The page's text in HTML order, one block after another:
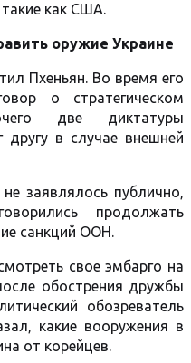
такие как США.
оружие Украине
Пхеньян. Во время его
о стратегическом
две диктатуры
другу в случае внешней
заявлялось публично,
продолжать
санкций ООН.
свое эмбарго на
обострения дружбы
обозреватель
какие вооружения в
от корейцев.